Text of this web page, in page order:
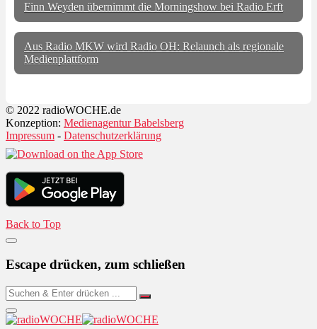
Finn Weyden übernimmt die Morningshow bei Radio Erft
Aus Radio MKW wird Radio OH: Relaunch als regionale
Medienplattform
© 2022 radioWOCHE.de
Konzeption: Medienagentur Babelsberg
Impressum - Datenschutzerklärung
Back to Top
Escape drücken, zum schließen